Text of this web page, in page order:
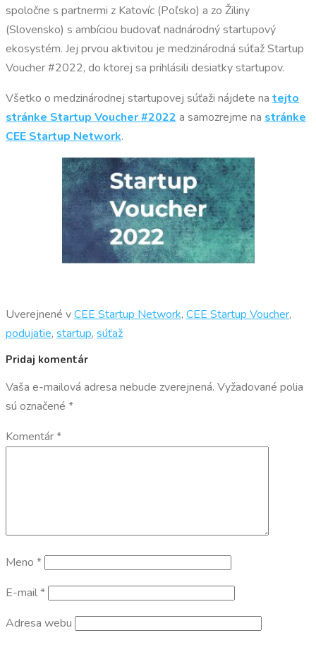
spoločne s partnermi z Katovíc (Poľsko) a zo Žiliny
(Slovensko) s ambíciou budovať nadnárodný startupový
ekosystém. Jej prvou aktivitou je medzinárodná súťaž Startup
Voucher #2022, do ktorej sa prihlásili desiatky startupov.
Všetko o medzinárodnej startupovej súťaži nájdete na tejto
stránke Startup Voucher #2022 a samozrejme na stránke
CEE Startup Network.
Uverejnené vCEE Startup Network, CEE Startup Voucher,
podujatie, startup, súťaž
Pridaj komentár
Vaša e-mailová adresa nebude zverejnená. Vyžadované polia
sú označené *
Komentár*
Meno *
E-mail*
Adresa webu